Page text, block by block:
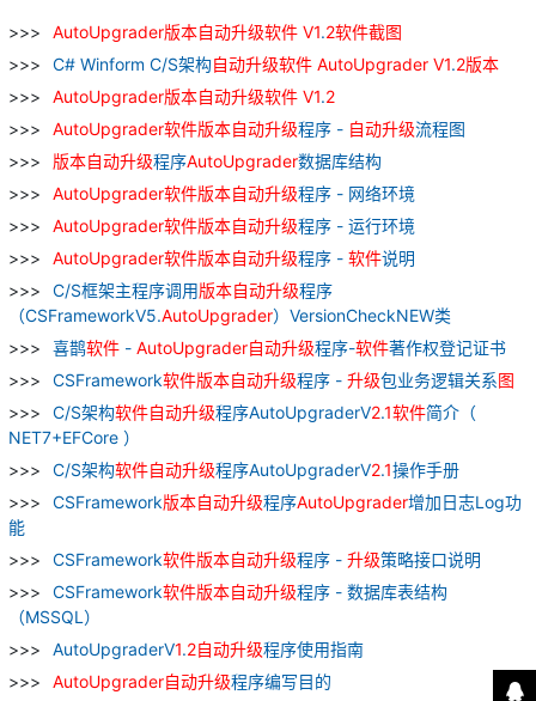
AutoUpgrader版本自动升级软件 V1.2软件截图
C# Winform C/S架构自动升级软件 AutoUpgrader V1.2版本
AutoUpgrader版本自动升级软件 V1.2
AutoUpgrader软件版本自动升级程序 - 自动升级流程图
版本自动升级程序AutoUpgrader数据库结构
AutoUpgrader软件版本自动升级程序 - 网络环境
AutoUpgrader软件版本自动升级程序 - 运行环境
AutoUpgrader软件版本自动升级程序 - 软件说明
C/S框架主程序调用版本自动升级程序
（CSFrameworkV5.AutoUpgrader）VersionCheckNEW类
喜鹊软件 - AutoUpgrader自动升级程序-软件著作权登记证书
CSFramework软件版本自动升级程序 - 升级包业务逻辑关系图
C/S架构软件自动升级程序AutoUpgraderV2.1软件简介（
NET7+EFCore ）
C/S架构软件自动升级程序AutoUpgraderV2.1操作手册
CSFramework版本自动升级程序AutoUpgrader增加日志Log功
能
CSFramework软件版本自动升级程序 - 升级策略接口说明
CSFramework软件版本自动升级程序 - 数据库表结构
（MSSQL）
AutoUpgraderV1.2自动升级程序使用指南
AutoUpgrader自动升级程序编写目的